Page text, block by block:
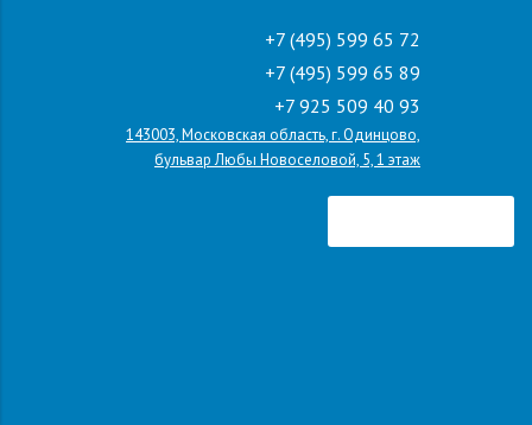
+7 (495) 599 65 72
+7 (495) 599 65 89
+7 925 509 40 93
143003, Московская область, г. Одинцово,
бульвар Любы Новоселовой, 5, 1 этаж